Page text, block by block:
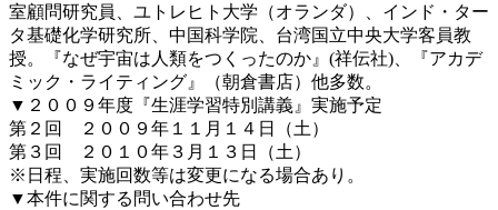
室顧問研究員、ユトレヒト大学（オランダ）、インド・ター
タ基礎化学研究所、中国科学院、台湾国立中央大学客員教
授。『なぜ宇宙は人類をつくったのか』(祥伝社)、『アカデ
ミック・ライティング』（朝倉書店）他多数。
▼２００９年度『生涯学習特別講義』実施予定
第２回 ２００９年１１月１４日（土）
第３回 ２０１０年３月１３日（土）
※日程、実施回数等は変更になる場合あり。
▼本件に関する問い合わせ先